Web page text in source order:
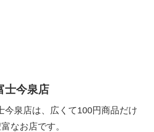
士今泉店
今泉店は、広くて100円商品だけ
なお店です。